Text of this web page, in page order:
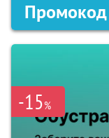
Промокод
-15%